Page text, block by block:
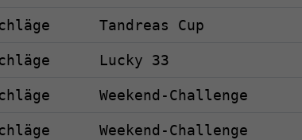
Tandreas Cup
Lucky 33
Weekend-Challenge
Weekend-Challenge